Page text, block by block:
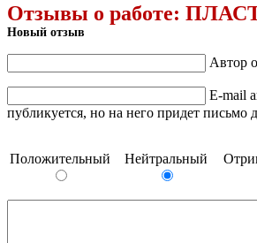
Отзывы о работе:
Новый отзыв
Автор
E-mail
публикуется, но на него придет письмо
Положительный Нейтральный